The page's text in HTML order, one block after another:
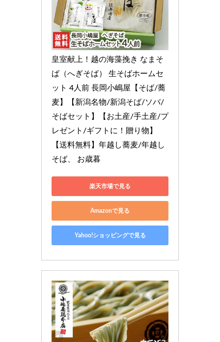
皇室献上！越の海藻挽き なまそ
ば（へぎそば） 生そばホームセ
ット 4人前 長岡小嶋屋【そば/蕎
麦】【新潟名物/新潟そば/ソバ/
そばセット】【お土産/手土産/プ
レゼント/ギフトに！贈り物】
【送料無料】年越し蕎麦/年越し
そば、 お歳暮
楽天市場で見る
Amazonで見る
Yahoo!ショッピングで見る